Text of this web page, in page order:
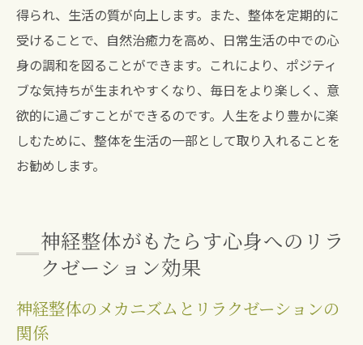
得られ、生活の質が向上します。また、整体を定期的に
受けることで、自然治癒力を高め、日常生活の中での心
身の調和を図ることができます。これにより、ポジティ
ブな気持ちが生まれやすくなり、毎日をより楽しく、意
欲的に過ごすことができるのです。人生をより豊かに楽
しむために、整体を生活の一部として取り入れることを
お勧めします。
神経整体がもたらす心身へのリラ
クゼーション効果
神経整体のメカニズムとリラクゼーションの
関係